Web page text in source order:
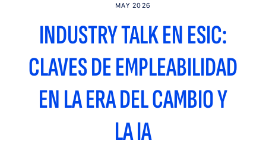
MAY 2026
INDUSTRY TALK EN ESIC:
CLAVES DE EMPLEABILIDAD
EN LA ERA DEL CAMBIO Y
LA IA